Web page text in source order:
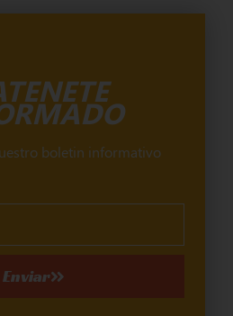
boletin informativo
Enviar